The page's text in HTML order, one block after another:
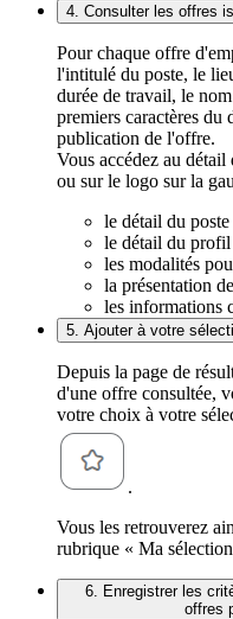
4. Consulter les offres
Pour chaque offre
l'intitulé du poste, le
durée de travail, le
premiers caractères du
publication de l'offre.
Vous accédez au
ou sur le logo sur la
le détail du
le détail du profil
les modalités
la présentation
les informations
5. Ajouter à votre
Depuis la page de
d'une offre consultée,
votre choix à votre
.
Vous les retrouverez
rubrique « Ma
6. Enregistrer les
offres